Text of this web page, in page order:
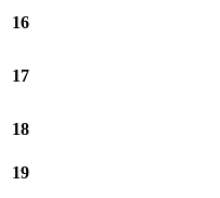
16
17
18
19